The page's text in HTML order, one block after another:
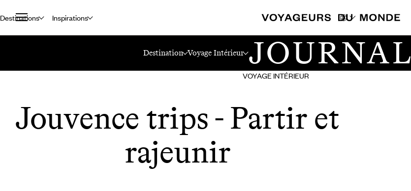
Destinations Inspirations
Destination Voyage Intérieur JOURNAL
VOYAGE INTÉRIEUR
Jouvence trips - Partir et
rajeunir